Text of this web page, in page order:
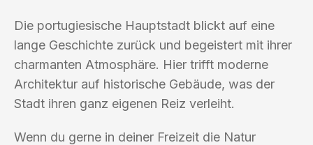
Die portugiesische Hauptstadt blickt auf eine
lange Geschichte zurück und begeistert mit ihrer
charmanten Atmosphäre. Hier trifft moderne
Architektur auf historische Gebäude, was der
Stadt ihren ganz eigenen Reiz verleiht.
Wenn du gerne in deiner Freizeit die Natur